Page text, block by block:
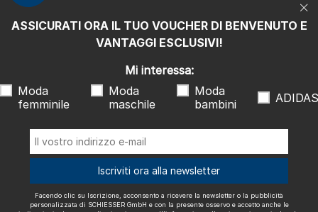
Moda bambini
ADIDAS
pubblicità personalizzata di SCHIESSER GmbH e con la presente
nell'informativa sulla privacy, in particolare le informazioni alla voce
"Newsletter". Posso revocare questo consenso in qualsiasi momento
con effetto futuro.
ASSICURATI ORA IL TUO VOUCHER DI BENVENUTO E
VANTAGGI ESCLUSIVI!
Mi interessa:
Moda
femminile
Moda
maschile
Moda
bambini
ADIDAS
Iscriviti ora alla newsletter
Facendo clic su Iscrizione, acconsento a ricevere la newsletter o la pubblicità
personalizzata di SCHIESSER GmbH e con la presente osservo e accetto anche le